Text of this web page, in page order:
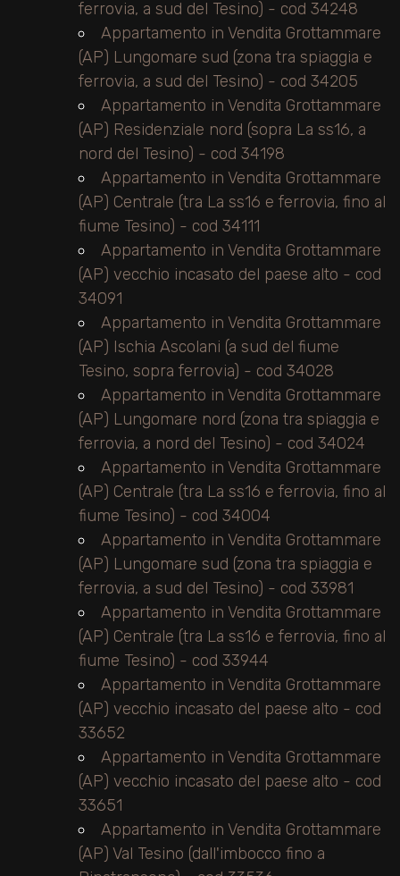
ferrovia, a sud del Tesino) - cod 34248
Appartamento in Vendita Grottammare
(AP) Lungomare sud (zona tra spiaggia e
ferrovia, a sud del Tesino) - cod 34205
Appartamento in Vendita Grottammare
(AP) Residenziale nord (sopra La ss16, a
nord del Tesino) - cod 34198
Appartamento in Vendita Grottammare
(AP) Centrale (tra La ss16 e ferrovia, fino al
fiume Tesino) - cod 34111
Appartamento in Vendita Grottammare
(AP) vecchio incasato del paese alto - cod
34091
Appartamento in Vendita Grottammare
(AP) Ischia Ascolani (a sud del fiume
Tesino, sopra ferrovia) - cod 34028
Appartamento in Vendita Grottammare
(AP) Lungomare nord (zona tra spiaggia e
ferrovia, a nord del Tesino) - cod 34024
Appartamento in Vendita Grottammare
(AP) Centrale (tra La ss16 e ferrovia, fino al
fiume Tesino) - cod 34004
Appartamento in Vendita Grottammare
(AP) Lungomare sud (zona tra spiaggia e
ferrovia, a sud del Tesino) - cod 33981
Appartamento in Vendita Grottammare
(AP) Centrale (tra La ss16 e ferrovia, fino al
fiume Tesino) - cod 33944
Appartamento in Vendita Grottammare
(AP) vecchio incasato del paese alto - cod
33652
Appartamento in Vendita Grottammare
(AP) vecchio incasato del paese alto - cod
33651
Appartamento in Vendita Grottammare
(AP) Val Tesino (dall'imbocco fino a
Qualsiasi
multiscelta
Giardino
Posto auto/Box
Balcone/Terrazzo
Ascensore
Arredato
Nuova costruzione